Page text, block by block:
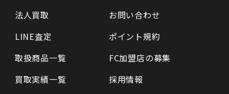
法人買取
LINE査定
取扱商品一覧
買取実績一覧
お問い合わせ
ポイント規約
FC加盟店の募集
採用情報